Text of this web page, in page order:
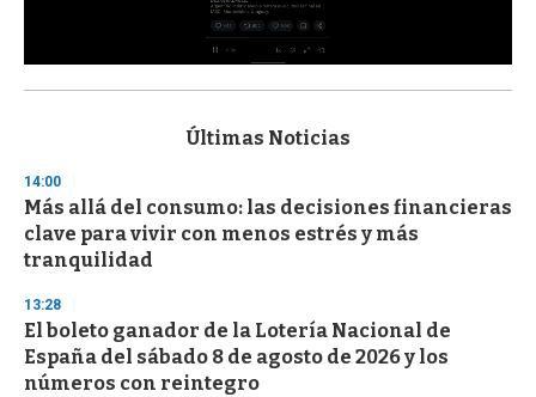
s
d
s
o
f
3
s
e
c
o
n
Últimas Noticias
14:00
Más allá del consumo: las decisiones financieras
clave para vivir con menos estrés y más
tranquilidad
13:28
El boleto ganador de la Lotería Nacional de
España del sábado 8 de agosto de 2026 y los
números con reintegro